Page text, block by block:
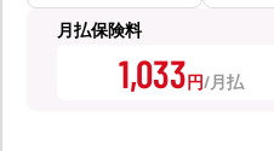
月払保険料
1,033円